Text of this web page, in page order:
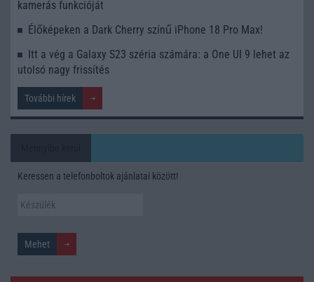
kamerás funkcióját
Élőképeken a Dark Cherry színű iPhone 18 Pro Max!
Itt a vég a Galaxy S23 széria számára: a One UI 9 lehet az
utolsó nagy frissítés
További hírek
Keressen a telefonboltok ajánlatai között!